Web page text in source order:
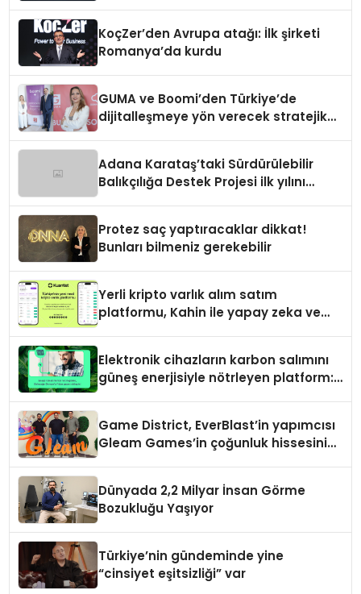
KoçZer’den Avrupa atağı: İlk şirketi
Romanya’da kurdu
GUMA ve Boomi’den Türkiye’de
dijitalleşmeye yön verecek stratejik
Adana Karataş’taki Sürdürülebilir
Balıkçılığa Destek Projesi ilk yılını
Protez saç yaptıracaklar dikkat!
Bunları bilmeniz gerekebilir
Yerli kripto varlık alım satım
platformu, Kahin ile yapay zeka ve
Elektronik cihazların karbon salımını
güneş enerjisiyle nötrleyen platform:
Game District, EverBlast’in yapımcısı
Gleam Games’in çoğunluk hissesini
Dünyada 2,2 Milyar İnsan Görme
Bozukluğu Yaşıyor
Türkiye’nin gündeminde yine
“cinsiyet eşitsizliği” var